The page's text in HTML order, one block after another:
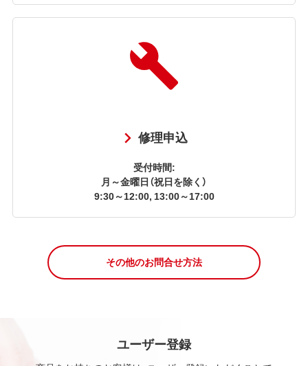
修理申込
受付時間:
月～金曜日（祝日を除く）
9:30～12:00, 13:00～17:00
その他のお問合せ方法
ユーザー登録